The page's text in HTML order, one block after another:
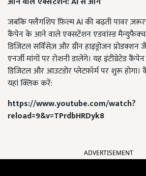
जबकि फ्लैगशिप फ़िल्म AI की बढ़ती पावर
कैंपेन के आने वाले एक्सटेंशन एडवांस्ड
डिजिटल सर्विसेज़ और ग्रीन हाइड्रोजन
एनर्जी मांगों पर रोशनी डालेंगे। यह इंटीग्रेटेड
डिजिटल और आउटडोर प्लेटफ़ॉर्म पर शुरू
यहां क्लिक करें:
https://www.youtube.com/watch?
reload=9&v=TPrdbHRDyk8
ADVERTISEMENT